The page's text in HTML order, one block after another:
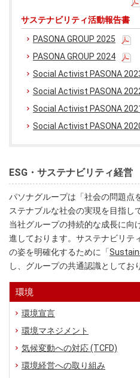
サステナビリティ活動報告書
PASONA GROUP 2025
PASONA GROUP 2024
Social Activist PASONA
Social Activist PASONA
Social Activist PASONA
Social Activist PASONA
ESG・サステナビリティ経営
パソナグループは「社会の問題点
ステナブルな社会の実現を目指し
当社グループの持続的な成長に向
進しております。サステナビリテ
の姿を明確化するために「
し、グループの共通認識としてお
環境
環境宣言
環境マネジメント
気候変動への対応 (TCFD)
環境経営への取り組み